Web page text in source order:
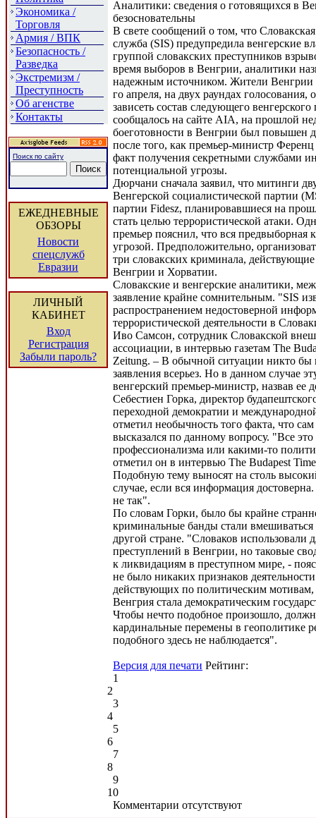
Экономика /
Торговля
Армия / ВПК
Безопасность /
Разведка
Экстремизм /
Преступность
Об агенстве
Контакты
Поиск по сайту
ЕЖЕДНЕВНЫЕ
ОБЗОРЫ
Новости
спецслужб
Евразии
ЛИЧНЫЙ
КАБИНЕТ
Вход
Регистрация
Забыли пароль?
Аналитики: сведения о готовящихся в
безосновательны
В свете сообщений о том, что Словакская
служба (SIS) предупредила венгерские
группой словакских преступников
время выборов в Венгрии, аналитики
надежным источником. Жители Венгрии
го апреля, на двух раундах голосования,
зависеть состав следующего
сообщалось на сайте AIA, на прошлой
боеготовности в Венгрии был повышен
после того, как премьер-министр
факт получения секретными службами
потенциальной угрозы.
Дюрчани сначала заявил, что митинги
Венгерской социалистической партии
партии Fidesz, планировавшиеся на
стать целью террористической атаки.
премьер пояснил, что вся предвыборная
угрозой. Предположительно,
три словакских криминала,
Венгрии и Хорватии.
Словакские и венгерские аналитики,
заявление крайне сомнительным. "SIS
распространением недостоверной
террористической деятельности в
Иво Самсон, сотрудник Словакской
ассоциации, в интервью газетам The
Zeitung. – В обычной ситуации никто бы
заявления всерьез. Но в данном случае
венгерский премьер-министр, назвав ее
Себестиен Горка, директор
переходной демократии и
отметил необычность того факта, что
высказался по данному вопросу. "Все это
профессионализма или какими-то
отметил он в интервью The Budapest
Подобную тему выносят на столь
случае, если вся информация
не так".
По словам Горки, было бы крайне
криминальные банды стали
другой стране. "Словаков использовали
преступлений в Венгрии, но таковые
к ликвидациям в преступном мире, -
не было никаких признаков
действующих по политическим мотивам,
Венгрия стала демократическим
Чтобы нечто подобное произошло,
кардинальные перемены в геополитике
подобного здесь не наблюдается".
Версия для печати Рейтинг:
1
2
3
4
5
6
7
8
9
10
Комментарии отсутствуют